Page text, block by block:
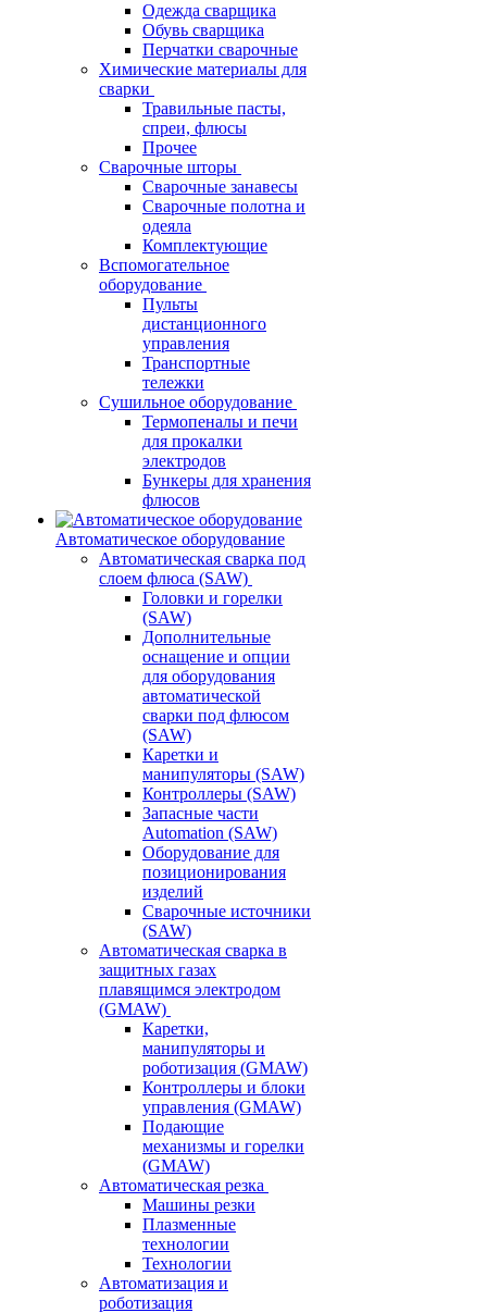
Одежда сварщика
Обувь сварщика
Перчатки сварочные
Химические материалы для
сварки
Травильные пасты,
спреи, флюсы
Прочее
Сварочные шторы
Сварочные занавесы
Сварочные полотна и
одеяла
Комплектующие
Вспомогательное
оборудование
Пульты
дистанционного
управления
Транспортные
тележки
Сушильное оборудование
Термопеналы и печи
для прокалки
электродов
Бункеры для хранения
флюсов
Автоматическое оборудование
Автоматическая сварка под
слоем флюса (SAW)
Головки и горелки
(SAW)
Дополнительные
оснащение и опции
для оборудования
автоматической
сварки под флюсом
(SAW)
Каретки и
манипуляторы (SAW)
Контроллеры (SAW)
Запасные части
Automation (SAW)
Оборудование для
позиционирования
изделий
Сварочные источники
(SAW)
Автоматическая сварка в
защитных газах
плавящимся электродом
(GMAW)
Каретки,
манипуляторы и
роботизация (GMAW)
Контроллеры и блоки
управления (GMAW)
Подающие
механизмы и горелки
(GMAW)
Автоматическая резка
Машины резки
Плазменные
технологии
Технологии
Автоматизация и
роботизация